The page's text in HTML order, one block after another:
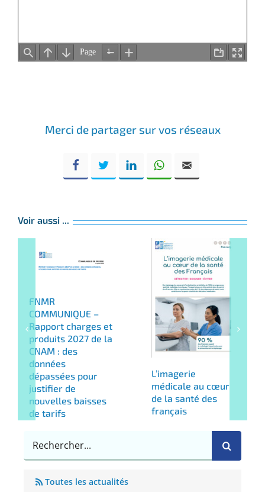
Merci de partager sur vos réseaux
Voir aussi ...
FNMR
COMMUNIQUE –
Rapport charges et
produits 2027 de la
CNAM : des
données
dépassées pour
justifier de
nouvelles baisses
de tarifs
L’imagerie
médicale au cœur
de la santé des
français
Rechercher
Toutes les actualités